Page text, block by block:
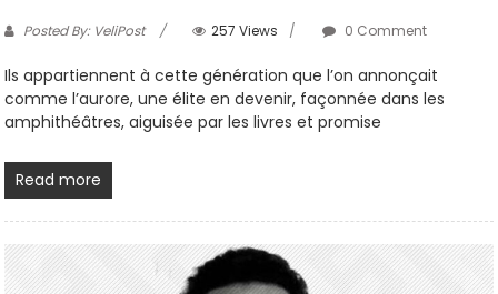
Posted By: VeliPost 257 Views 0 Comment
Ils appartiennent à cette génération que l’on annonçait
comme l’aurore, une élite en devenir, façonnée dans les
amphithéâtres, aiguisée par les livres et promise
Read more